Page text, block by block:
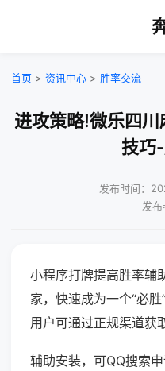
首页 > 资讯中心 > 胜率交流
进攻策略!微乐四
技巧
发布时间：
发
小程序打牌提高胜率辅
家，快速成为一个“必
用户可通过正规渠道获
辅助安装，可QQ搜索